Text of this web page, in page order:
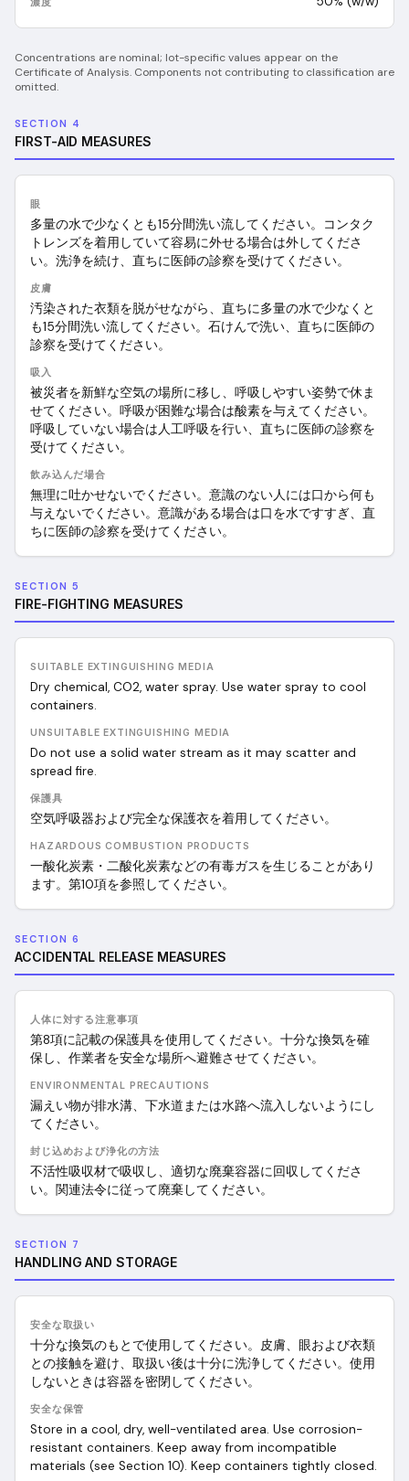
Concentrations are nominal; lot-specific values appear on the
Certificate of Analysis. Components not contributing to classification are
omitted.
SECTION 4
FIRST-AID MEASURES
眼
多量の水で少なくとも15分間洗い流してください。コンタク
トレンズを着用していて容易に外せる場合は外してくださ
い。洗浄を続け、直ちに医師の診察を受けてください。
皮膚
汚染された衣類を脱がせながら、直ちに多量の水で少なくと
も15分間洗い流してください。石けんで洗い、直ちに医師の
診察を受けてください。
吸入
被災者を新鮮な空気の場所に移し、呼吸しやすい姿勢で休ま
せてください。呼吸が困難な場合は酸素を与えてください。
呼吸していない場合は人工呼吸を行い、直ちに医師の診察を
受けてください。
飲み込んだ場合
無理に吐かせないでください。意識のない人には口から何も
与えないでください。意識がある場合は口を水ですすぎ、直
ちに医師の診察を受けてください。
SECTION 5
FIRE-FIGHTING MEASURES
SUITABLE EXTINGUISHING MEDIA
Dry chemical, CO2, water spray. Use water spray to cool
containers.
UNSUITABLE EXTINGUISHING MEDIA
Do not use a solid water stream as it may scatter and
spread fire.
保護具
空気呼吸器および完全な保護衣を着用してください。
HAZARDOUS COMBUSTION PRODUCTS
一酸化炭素・二酸化炭素などの有毒ガスを生じることがあり
ます。第10項を参照してください。
SECTION 6
ACCIDENTAL RELEASE MEASURES
人体に対する注意事項
第8項に記載の保護具を使用してください。十分な換気を確
保し、作業者を安全な場所へ避難させてください。
ENVIRONMENTAL PRECAUTIONS
漏えい物が排水溝、下水道または水路へ流入しないようにし
てください。
封じ込めおよび浄化の方法
不活性吸収材で吸収し、適切な廃棄容器に回収してくださ
い。関連法令に従って廃棄してください。
SECTION 7
HANDLING AND STORAGE
安全な取扱い
十分な換気のもとで使用してください。皮膚、眼および衣類
との接触を避け、取扱い後は十分に洗浄してください。使用
しないときは容器を密閉してください。
安全な保管
Store in a cool, dry, well-ventilated area. Use corrosion-
resistant containers. Keep away from incompatible
materials (see Section 10). Keep containers tightly closed.